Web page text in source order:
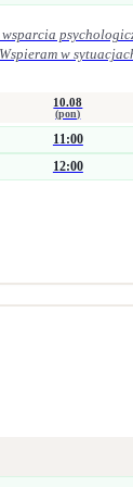
w
osobistym.
w obszarze seksualności
jak i grupowo.
10.08
(pon)
11:00
12:00